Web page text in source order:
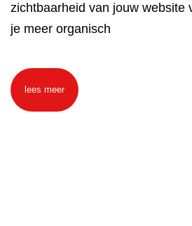
zichtbaarheid van jouw website
je meer organisch
lees meer